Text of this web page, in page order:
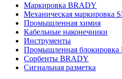
Маркировка BRADY
Механическая маркировка
Промышленная химия
Кабельные наконечники
Инструменты
Промышленная блокировка
Сорбенты BRADY
Сигнальная разметка